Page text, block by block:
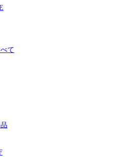
て